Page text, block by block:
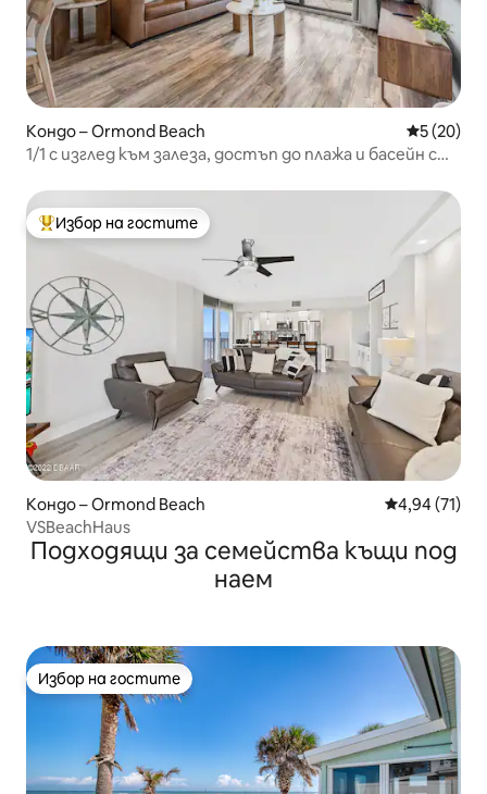
Кондо – Ormond Beach Средна
5 (20)
1/1 с изглед към залеза, достъп до плажа и басейн с
Най-популярен избор на гостите
Избор на гостите
Кондо – Ormond Beach Средна
4,94 (71)
VSBeachHaus
Подходящи за семейства къщи под
наем
Избор на гостите
Избор на гостите